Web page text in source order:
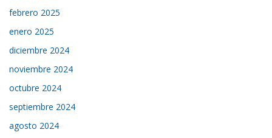
febrero 2025
enero 2025
diciembre 2024
noviembre 2024
octubre 2024
septiembre 2024
agosto 2024